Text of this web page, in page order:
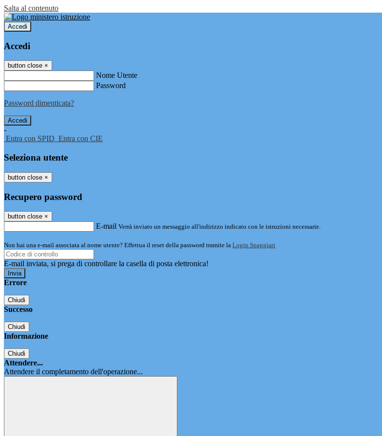
Salta al contenuto
Accedi
Accedi
button close ×
Nome Utente
Password
Password dimenticata?
-
Entra con SPID Entra con CIE
Seleziona utente
button close ×
Recupero password
button close ×
E-mail Verrà inviato un messaggio all'indirizzo indicato con le istruzioni necessarie.
Non hai una e-mail associata al nome utente? Effettua il reset della password tramite la Login Spaggiari
E-mail inviata, si prega di controllare la casella di posta elettronica!
Errore
Chiudi
Successo
Chiudi
Informazione
Chiudi
Attendere...
Attendere il completamento dell'operazione...